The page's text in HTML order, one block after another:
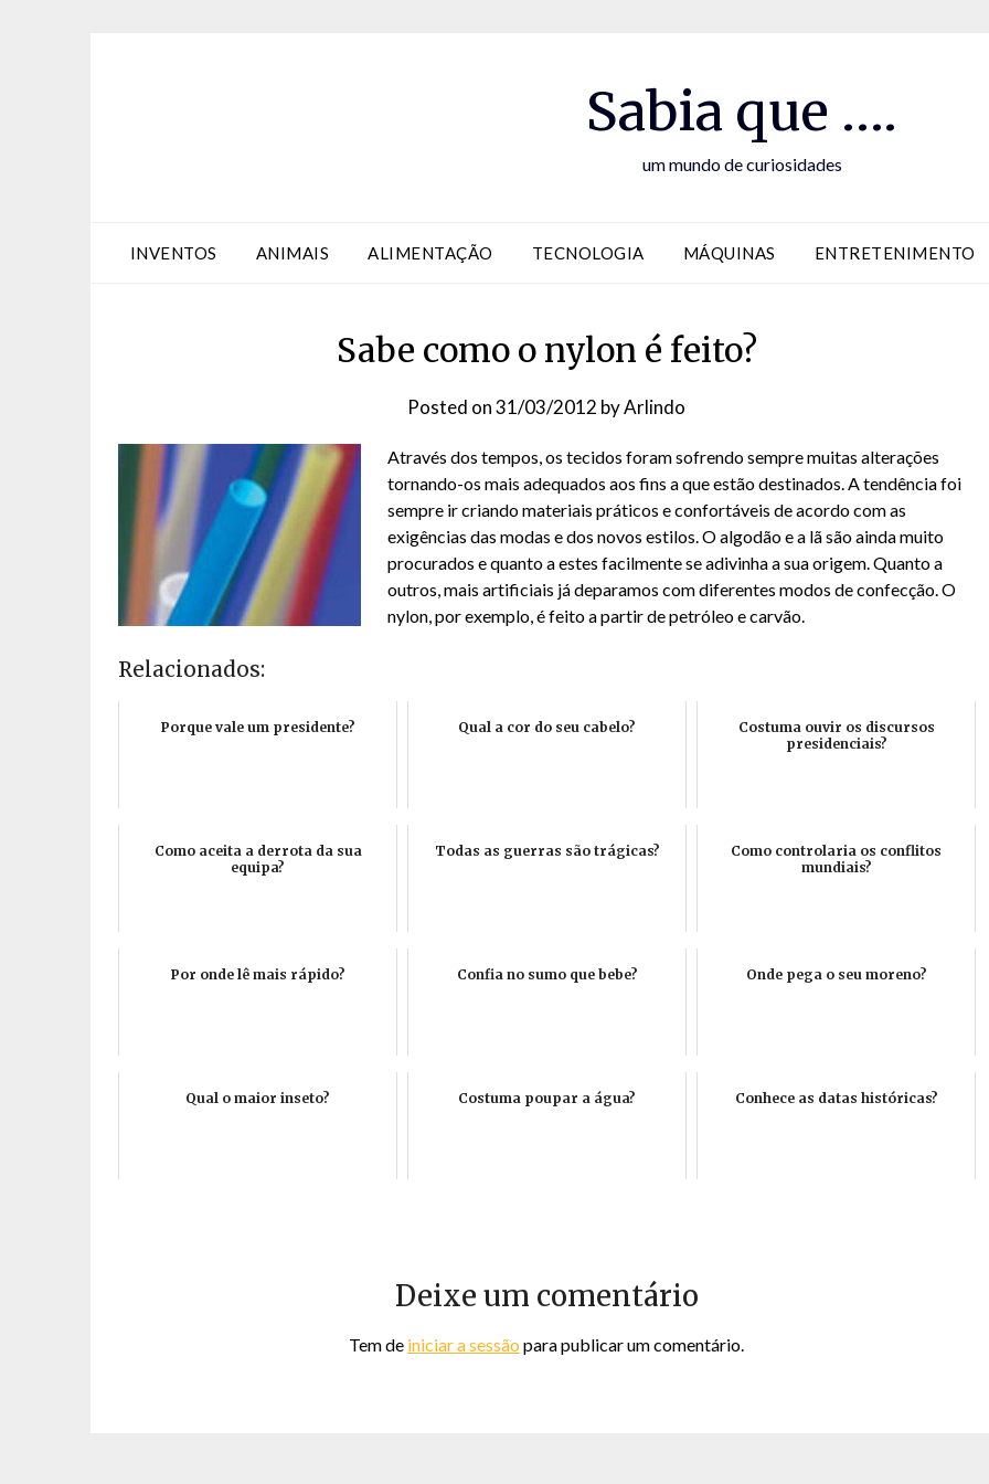
Sabia que ….
um mundo de curiosidades
INVENTOS ANIMAIS ALIMENTAÇÃO TECNOLOGIA MÁQUINAS ENTRETENIMENTO
Sabe como o nylon é feito?
Posted on31/03/2012 byArlindo
Através dos tempos, os tecidos foram sofrendo sempre muitas alterações
tornando-os mais adequados aos fins a que estão destinados. A tendência foi
sempre ir criando materiais práticos e confortáveis de acordo com as
exigências das modas e dos novos estilos. O algodão e a lã são ainda muito
procurados e quanto a estes facilmente se adivinha a sua origem. Quanto a
outros, mais artificiais já deparamos com diferentes modos de confecção. O
nylon, por exemplo, é feito a partir de petróleo e carvão.
Relacionados:
Porque vale um presidente? Qual a cor do seu cabelo?
Costuma ouvir os discursos
presidenciais?
Como aceita a derrota da sua
equipa?
Todas as guerras são trágicas?
Como controlaria os conflitos
mundiais?
Por onde lê mais rápido? Confia no sumo que bebe? Onde pega o seu moreno?
Qual o maior inseto? Costuma poupar a água? Conhece as datas históricas?
Deixe um comentário
Tem de iniciar a sessão para publicar um comentário.